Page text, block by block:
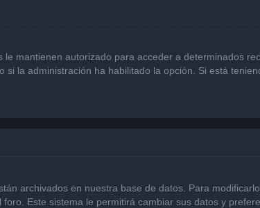
mantienen autorizado para acceder a determinados
la administración ha habilitado la opción. Si está
archivados en nuestra base de datos. Para
Este sistema le permitirá cambiar sus datos y